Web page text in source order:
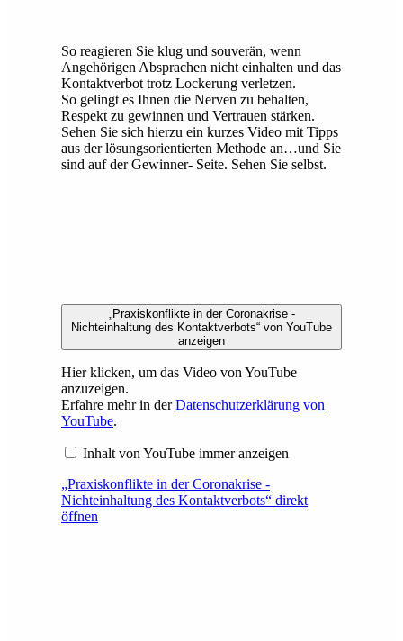
So reagieren Sie klug und souverän, wenn
Angehörigen Absprachen nicht einhalten und das
Kontaktverbot trotz Lockerung verletzen.
So gelingt es Ihnen die Nerven zu behalten,
Respekt zu gewinnen und Vertrauen stärken.
Sehen Sie sich hierzu ein kurzes Video mit Tipps
aus der lösungsorientierten Methode an…und Sie
sind auf der Gewinner- Seite. Sehen Sie selbst.
„Praxiskonflikte in der Coronakrise -
Nichteinhaltung des Kontaktverbots“ von YouTube
anzeigen
Hier klicken, um das Video von YouTube
anzuzeigen.
Erfahre mehr in derDatenschutzerklärung von
YouTube.
Inhalt von YouTube immer anzeigen
„Praxiskonflikte in der Coronakrise -
Nichteinhaltung des Kontaktverbots“ direkt
öffnen